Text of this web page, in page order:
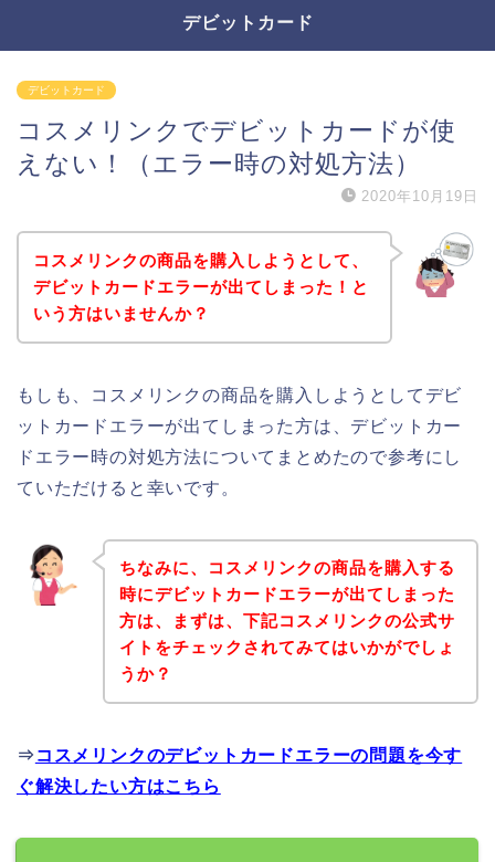
デビットカード
デビットカード
コスメリンクでデビットカードが使
えない！（エラー時の対処方法）
2020年10月19日
コスメリンクの商品を購入しようとして、
デビットカードエラーが出てしまった！と
いう方はいませんか？
もしも、コスメリンクの商品を購入しようとしてデビ
ットカードエラーが出てしまった方は、デビットカー
ドエラー時の対処方法についてまとめたので参考にし
ていただけると幸いです。
ちなみに、コスメリンクの商品を購入する
時にデビットカードエラーが出てしまった
方は、まずは、下記コスメリンクの公式サ
イトをチェックされてみてはいかがでしょ
うか？
⇒ コスメリンクのデビットカードエラーの問題を今す
ぐ解決したい方はこちら